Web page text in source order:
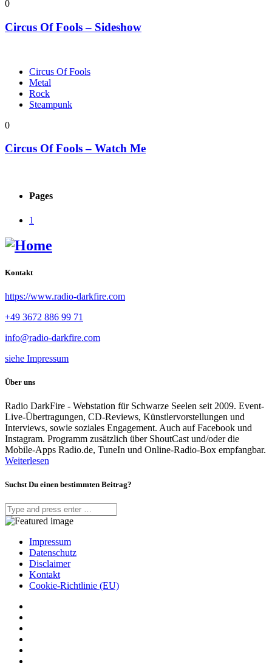
0
Circus Of Fools – Sideshow
Circus Of Fools
Metal
Rock
Steampunk
0
Circus Of Fools – Watch Me
Pages
1
Kontakt
https://www.radio-darkfire.com
+49 3672 886 99 71
info@radio-darkfire.com
siehe Impressum
Über uns
Radio DarkFire - Webstation für Schwarze Seelen seit 2009. Event-
Live-Übertragungen, CD-Reviews, Künstlervorstellungen und
Interviews, sowie soziales Engagement. Auch auf Facebook und
Instagram. Programm zusätzlich über ShoutCast und/oder die
Mobile-Apps Radio.de, TuneIn und Online-Radio-Box empfangbar.
Weiterlesen
Suchst Du einen bestimmten Beitrag?
Impressum
Datenschutz
Disclaimer
Kontakt
Cookie-Richtlinie (EU)